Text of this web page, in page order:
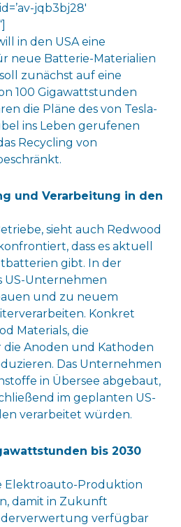
jqb3bj28′
in den USA eine
neue Batterie-Materialien
zunächst auf eine
100 Gigawattstunden
die Pläne des von Tesla-
ins Leben gerufenen
Recycling von
und Verarbeitung in den
sieht auch Redwood
dass es aktuell
gibt. In der
US-Unternehmen
und zu neuem
Konkret
Materials, die
Anoden und Kathoden
Das Unternehmen
in Übersee abgebaut,
im geplanten US-
verarbeitet würden.
bis 2030
Elektroauto-Produktion
damit in Zukunft
verfügbar